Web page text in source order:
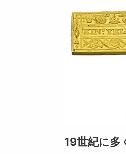
19世紀に多